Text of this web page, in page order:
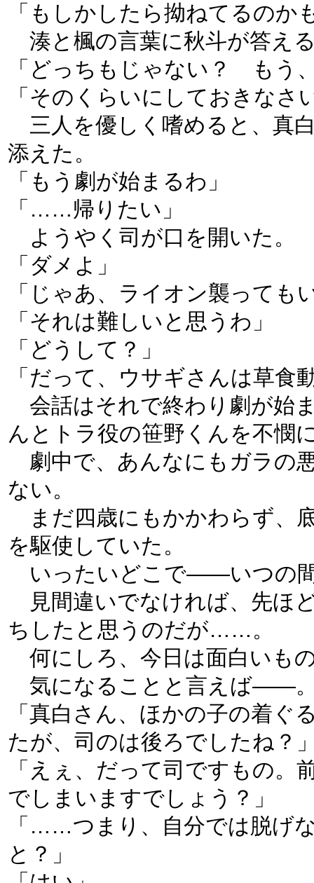
「もしかしたら拗ねてるのか
湊と楓の言葉に秋斗が答え
「どっちもじゃない？ もう
「そのくらいにしておきなさ
三人を優しく嗜めると、真
添えた。
「もう劇が始まるわ」
「……帰りたい」
ようやく司が口を開いた。
「ダメよ」
「じゃあ、ライオン襲っても
「それは難しいと思うわ」
「どうして？」
「だって、ウサギさんは草食
会話はそれで終わり劇が始
んとトラ役の笹野くんを不憫
劇中で、あんなにもガラの
ない。
まだ四歳にもかかわらず、
を駆使していた。
いったいどこで――いつの間
見間違いでなければ、先ほ
ちしたと思うのだが……。
何にしろ、今日は面白いも
気になることと言えば――
「真白さん、ほかの子の着
たが、司のは後ろでしたね？
「えぇ、だって司ですもの
でしまいますでしょう？」
「……つまり、自分では脱げ
と？」